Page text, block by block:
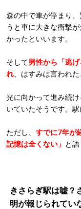
森の中で車が停まり
うと車に大きな衝撃
かったといいます。
そして男性から「逃
れ、はすみは言われた
光に向かって進み続
いていたそうです。
ただし、 すでに7年が
記憶は全くない」 と
きさらぎ駅は嘘
明が報じられてい